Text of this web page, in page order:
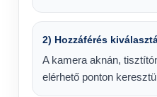
2) Hozzáférés
A kamera aknán,
elérhető ponton